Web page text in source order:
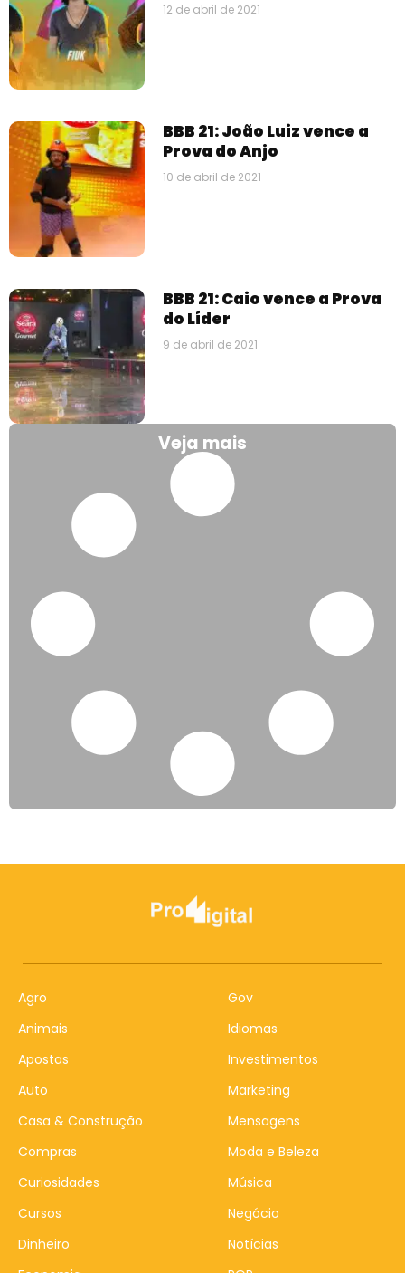
12 de abril de 2021
BBB 21: João Luiz vence a
Prova do Anjo
10 de abril de 2021
BBB 21: Caio vence a Prova
do Líder
9 de abril de 2021
Veja mais
Agro
Animais
Apostas
Auto
Casa & Construção
Compras
Curiosidades
Cursos
Dinheiro
Gov
Idiomas
Investimentos
Marketing
Mensagens
Moda e Beleza
Música
Negócio
Notícias